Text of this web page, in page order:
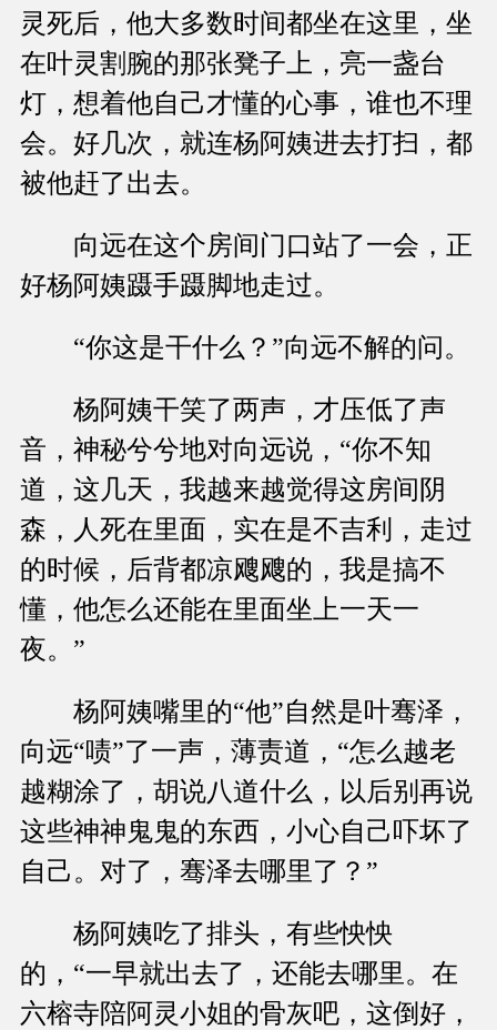
灵死后，他大多数时间都坐在这里，坐
在叶灵割腕的那张凳子上，亮一盏台
灯，想着他自己才懂的心事，谁也不理
会。好几次，就连杨阿姨进去打扫，都
被他赶了出去。
向远在这个房间门口站了一会，正
好杨阿姨蹑手蹑脚地走过。
“你这是干什么？”向远不解的问。
杨阿姨干笑了两声，才压低了声
音，神秘兮兮地对向远说，“你不知
道，这几天，我越来越觉得这房间阴
森，人死在里面，实在是不吉利，走过
的时候，后背都凉飕飕的，我是搞不
懂，他怎么还能在里面坐上一天一
夜。”
杨阿姨嘴里的“他”自然是叶骞泽，
向远“啧”了一声，薄责道，“怎么越老
越糊涂了，胡说八道什么，以后别再说
这些神神鬼鬼的东西，小心自己吓坏了
自己。对了，骞泽去哪里了？”
杨阿姨吃了排头，有些怏怏
的，“一早就出去了，还能去哪里。在
六榕寺陪阿灵小姐的骨灰吧，这倒好，